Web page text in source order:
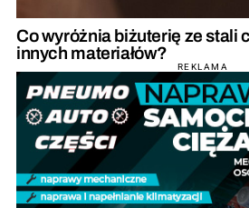
Co wyróżnia biżuterię ze stali
innych materiałów?
REKLAMA